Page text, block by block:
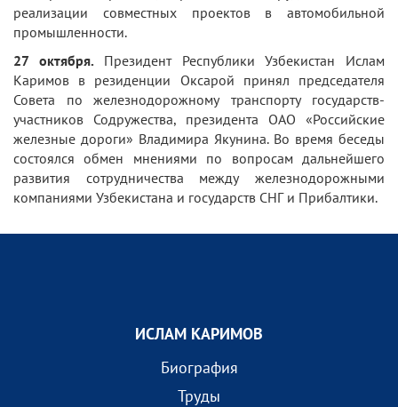
реализации совместных проектов в автомобильной
промышленности.
27 октября. Президент Республики Узбекистан Ислам
Каримов в резиденции Оксарой принял председателя
Совета по железнодорожному транспорту государств-
участников Содружества, президента ОАО «Российские
железные дороги» Владимира Якунина. Во время беседы
состоялся обмен мнениями по вопросам дальнейшего
развития сотрудничества между железнодорожными
компаниями Узбекистана и государств СНГ и Прибалтики.
ИСЛАМ КАРИМОВ
Биография
Труды